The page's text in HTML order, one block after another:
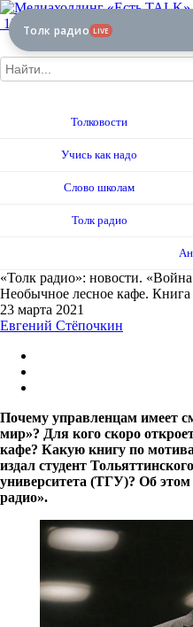
12+
Толковости
Учись как надо
Слово школам
Толк радио
«Толк радио»: новости.
Необычное лесное кафе. Книга
23 марта 2021
Евгений Стёпочкин
Почему управленцам имеет
мир»? Для кого скоро
кафе? Какую книгу по
издал студент
университета (ТГУ)? Об этом
радио».
Толк радио LIVE